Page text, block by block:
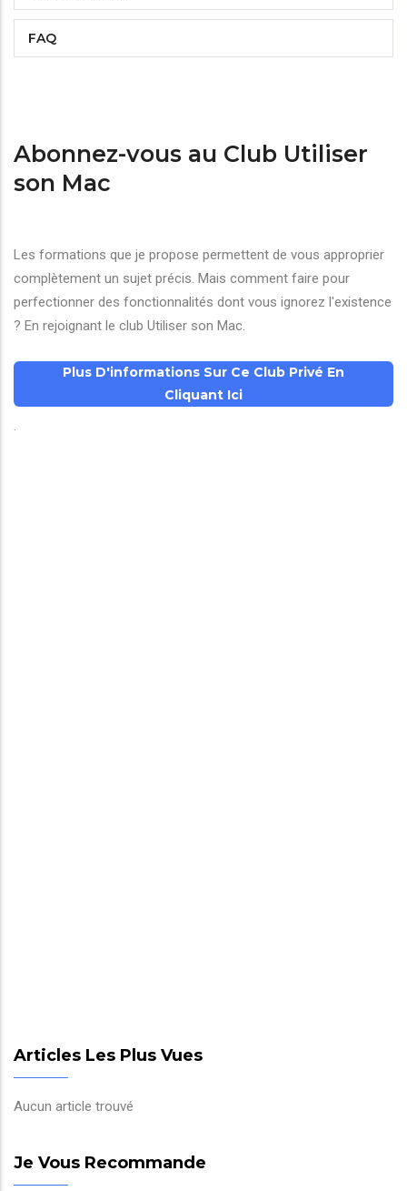
FAQ
Abonnez-vous au Club Utiliser
son Mac
Les formations que je propose permettent de vous approprier
complètement un sujet précis. Mais comment faire pour
perfectionner des fonctionnalités dont vous ignorez l'existence
? En rejoignant le club Utiliser son Mac.
Plus D'informations Sur Ce Club Privé En
Cliquant Ici
.
Articles Les Plus Vues
Aucun article trouvé
Je Vous Recommande